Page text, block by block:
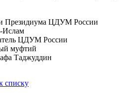
Президиума ЦДУМ России
Ислам
ЦДУМ России
муфтий
Таджуддин
списку